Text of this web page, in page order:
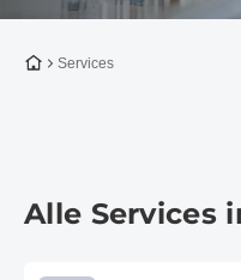
Zur Startseite
Services
Alle Services